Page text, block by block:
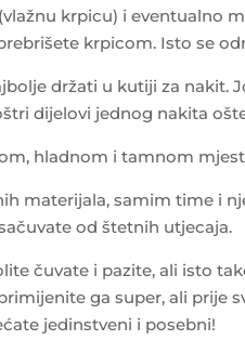
krpicu) i eventualno
krpicom. Isto se
držati u kutiji za nakit.
dijelovi jednog nakita
hladnom i tamnom
materijala, samim time i
od štetnih utjecaja.
čuvate i pazite, ali isto
ga super, ali prije
jedinstveni i posebni!